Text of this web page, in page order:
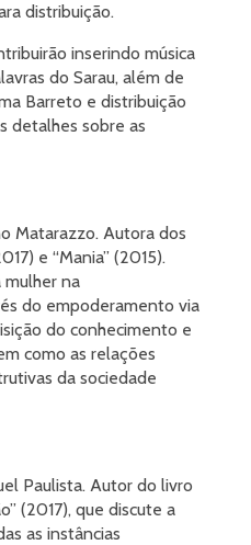
distribuição.
inserindo música
do Sarau, além de
Barreto e distribuição
detalhes sobre as
Matarazzo. Autora dos
e “Mania” (2015).
mulher na
do empoderamento via
do conhecimento e
como as relações
da sociedade
Paulista. Autor do livro
(2017), que discute a
as instâncias